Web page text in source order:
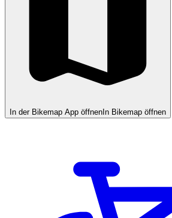
In der Bikemap App öffnen In Bikemap öffnen